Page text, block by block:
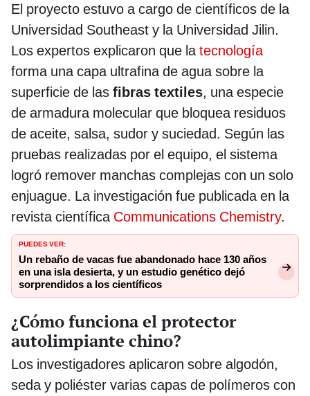
El proyecto estuvo a cargo de científicos de la
Universidad Southeast y la Universidad Jilin.
Los expertos explicaron que latecnología
forma una capa ultrafina de agua sobre la
superficie de las fibras textiles, una especie
de armadura molecular que bloquea residuos
de aceite, salsa, sudor y suciedad. Según las
pruebas realizadas por el equipo, el sistema
logró remover manchas complejas con un solo
enjuague. La investigación fue publicada en la
revista científica Communications Chemistry.
PUEDES VER:
Un rebaño de vacas fue abandonado hace 130 años
en una isla desierta, y un estudio genético dejó
sorprendidos a los científicos
¿Cómo funciona el protector
autolimpiante chino?
Los investigadores aplicaron sobre algodón,
seda y poliéster varias capas de polímeros con